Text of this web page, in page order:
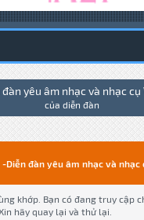
yêu âm nhạc và nhạc cụ
của diễn đàn
Diễn đàn yêu âm nhạc và nhạc
khớp. Bạn có đang truy cập
hãy quay lại và thử lại.